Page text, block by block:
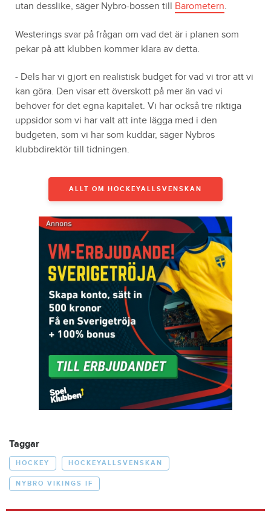
utan desslike, säger Nybro-bossen till Barometern.
Westerings svar på frågan om vad det är i planen som
pekar på att klubben kommer klara av detta.
- Dels har vi gjort en realistisk budget för vad vi tror att vi
kan göra. Den visar ett överskott på mer än vad vi
behöver för det egna kapitalet. Vi har också tre riktiga
uppsidor som vi har valt att inte lägga med i den
budgeten, som vi har som kuddar, säger Nybros
klubbdirektör till tidningen.
ALLT OM HOCKEYALLSVENSKAN
Taggar
HOCKEY HOCKEYALLSVENSKAN
NYBRO VIKINGS IF